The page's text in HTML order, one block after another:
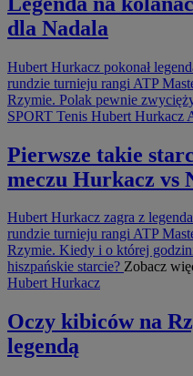
dla Nadala
Hubert Hurkacz pokonał
rundzie turnieju rangi ATP
Rzymie. Polak pewnie
SPORT Tenis Hubert Hurkacz
Pierwsze takie
meczu Hurkacz vs
Hubert Hurkacz zagra z
rundzie turnieju rangi ATP
Rzymie. Kiedy i o której
hiszpańskie starcie? Zobacz
Hubert Hurkacz
Oczy kibiców na
legendą